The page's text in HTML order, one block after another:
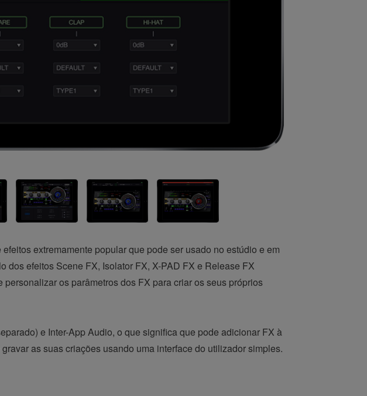
extremamente popular que pode ser usado no estúdio e em
dos efeitos Scene FX, Isolator FX, X-PAD FX e Release FX
os parâmetros dos FX para criar os seus próprios
e Inter-App Audio, o que significa que pode adicionar FX à
as suas criações usando uma interface do utilizador simples.